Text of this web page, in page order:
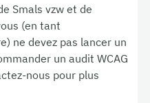
Smals vzw et de
(en tant
ne devez pas lancer un
un audit WCAG
nous pour plus